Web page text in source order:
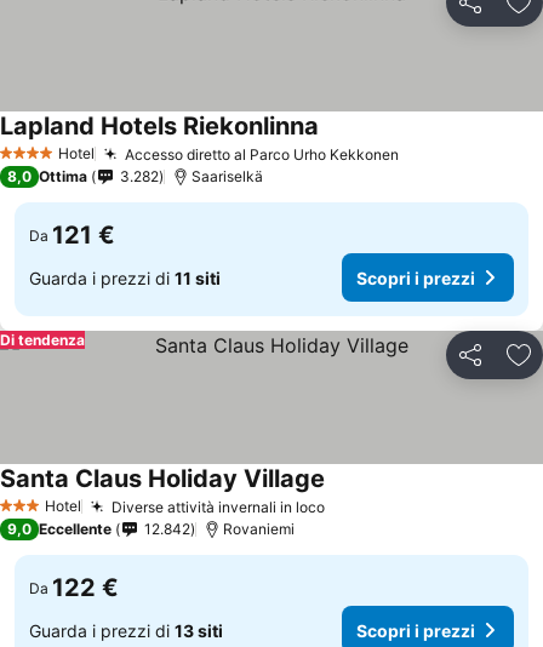
Condividi
4 Stelle Hotel Accesso diretto al Parco Urho Kekkonen
Lapland Hotels Riekonlinna
8,0 Ottima 3.282 Saariselkä
Da 121 €
Guarda i prezzi di 11 siti Scopri i prezzi
Condividi
Di tendenza
3 StelleHotel Diverse attività invernali in loco
Santa Claus Holiday Village
9,0 Eccellente 12.842 Rovaniemi
Da 122 €
Guarda i prezzi di 13 siti Scopri i prezzi